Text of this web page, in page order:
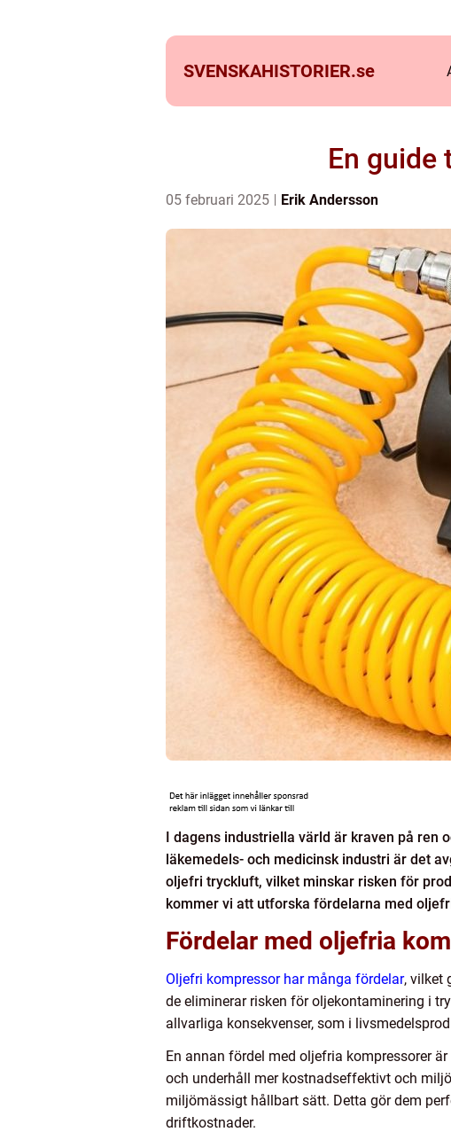
SVENSKAHISTORIER.se
En
05 februari 2025 Erik Andersson
I dagens industriella värld är kraven på ren
läkemedels- och medicinsk industri är det
oljefri tryckluft, vilket minskar risken för
kommer vi att utforska fördelarna med
Fördelar med oljefria
Oljefri kompressor har många fördelar, vilket
de eliminerar risken för oljekontaminering i
allvarliga konsekvenser, som i
En annan fördel med oljefria kompressorer
och underhåll mer kostnadseffektivt och
miljömässigt hållbart sätt. Detta gör dem
driftkostnader.